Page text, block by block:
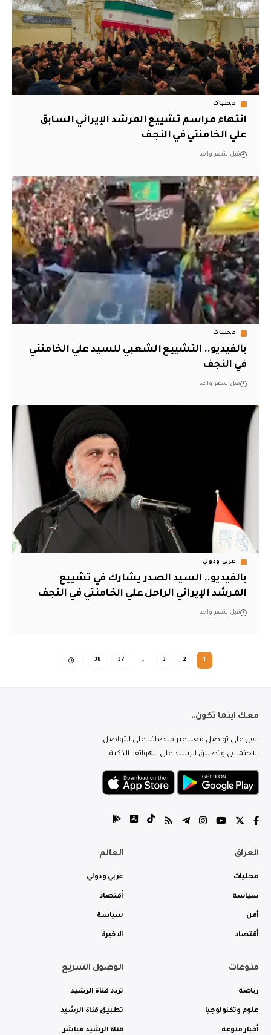
محليات
انتهاء مراسم تشييع المرشد الإيراني السابق
علي الخامنئي في النجف
قبل شهر واحد
محليات
بالفيديو.. التشييع الشعبي للسيد علي الخامنئي
في النجف
قبل شهر واحد
عربي ودولي
بالفيديو.. السيد الصدر يشارك في تشييع
المرشد الإيراني الراحل علي الخامنئي في النجف
قبل شهر واحد
1
2
3
…
37
38
معك اينما تكون..
ابقى على تواصل معنا عبر منصاتنا على التواصل
الاجتماعي وتطبيق الرشيد على الهواتف الذكية.
العراق
محليات
سياسة
أمن
أقتصاد
العالم
عربي ودولي
أقتصاد
سياسة
الاخيرة
منوعات
رياضة
علوم وتكنولوجيا
أخبار منوعة
الوصول السريع
تردد قناة الرشيد
تطبيق قناة الرشيد
قناة الرشيد مباشر